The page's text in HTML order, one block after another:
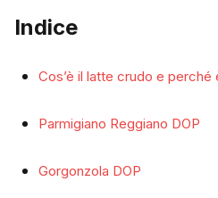
Indice
Cos’è il latte crudo e perché
Parmigiano Reggiano DOP
Gorgonzola DOP